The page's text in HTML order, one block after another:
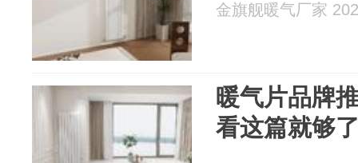
金旗舰暖气厂家
暖气片品牌
看这篇就够